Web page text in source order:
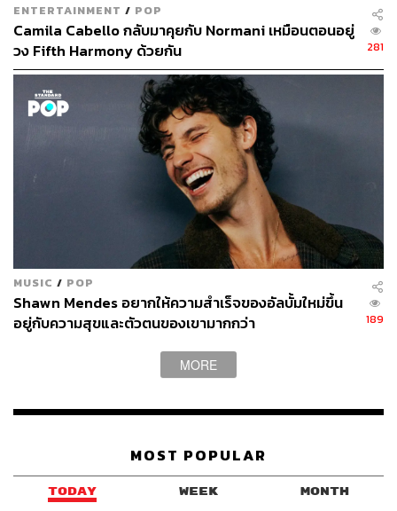
ENTERTAINMENT / POP
Camila Cabello กลับมาคุยกับ Normani เหมือนตอนอยู่
วง Fifth Harmony ด้วยกัน
281
MUSIC / POP
Shawn Mendes อยากให้ความสำเร็จของอัลบั้มใหม่ขึ้น
อยู่กับความสุขและตัวตนของเขามากกว่า
189
MORE
MOST POPULAR
TODAY WEEK MONTH